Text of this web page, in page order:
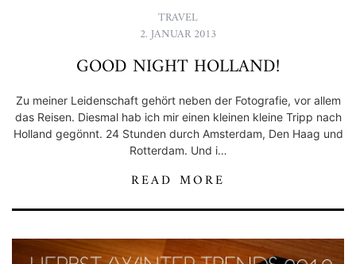
TRAVEL
2. JANUAR 2013
GOOD NIGHT HOLLAND!
Zu meiner Leidenschaft gehört neben der Fotografie, vor allem
das Reisen. Diesmal hab ich mir einen kleinen kleine Tripp nach
Holland gegönnt. 24 Stunden durch Amsterdam, Den Haag und
Rotterdam. Und i…
READ MORE